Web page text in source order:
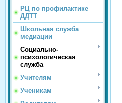
РЦ по профилактике
ДДТТ
Школьная служба
медиации
Социально-
психологическая
служба
Учителям
Ученикам